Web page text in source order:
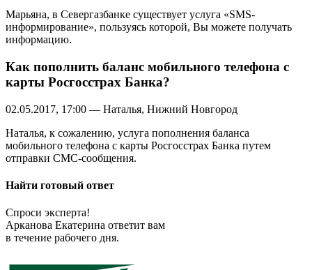
Марьяна, в Севергазбанке существует услуга «SMS-
информирование», пользуясь которой, Вы можете получать
информацию.
Как пополнить баланс мобильного телефона с
карты Росгосстрах Банка?
02.05.2017, 17:00 — Наталья, Нижний Новгород
Наталья, к сожалению, услуга пополнения баланса
мобильного телефона с карты Росгосстрах Банка путем
отправки СМС-сообщения.
Найти готовый ответ
Спроси эксперта!
Арканова Екатерина ответит вам
в течение рабочего дня.